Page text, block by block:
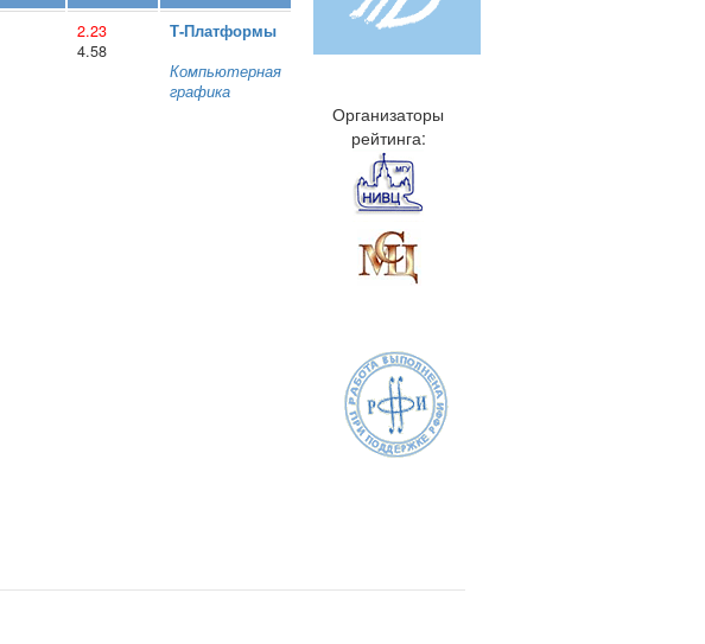
2.23
4.58
Т‑Платформы
Компьютерная
графика
Организаторы
рейтинга: